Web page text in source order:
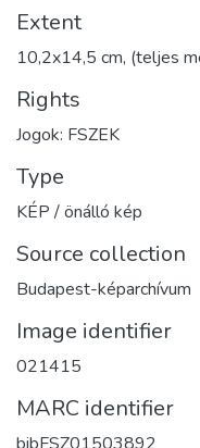
Extent
10,2x14,5 cm, (teljes
Rights
Jogok: FSZEK
Type
KÉP / önálló kép
Source collection
Budapest-képarchívum
Image identifier
021415
MARC identifier